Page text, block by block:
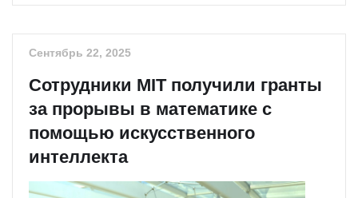
Сентябрь 22, 2025
Сотрудники MIT получили гранты
за прорывы в математике с
помощью искусственного
интеллекта